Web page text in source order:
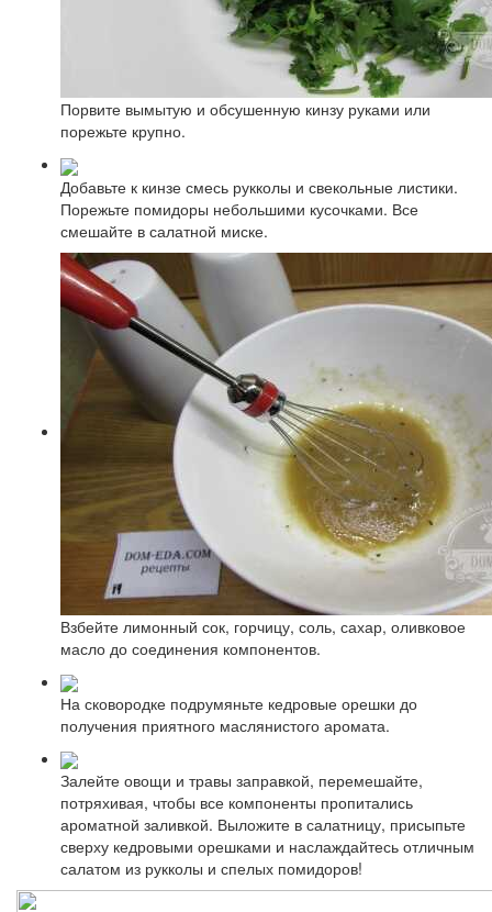
Порвите вымытую и обсушенную кинзу руками или
порежьте крупно.
Добавьте к кинзе смесь рукколы и свекольные листики.
Порежьте помидоры небольшими кусочками. Все
смешайте в салатной миске.
Взбейте лимонный сок, горчицу, соль, сахар, оливковое
масло до соединения компонентов.
На сковородке подрумяньте кедровые орешки до
получения приятного маслянистого аромата.
Залейте овощи и травы заправкой, перемешайте,
потряхивая, чтобы все компоненты пропитались
ароматной заливкой. Выложите в салатницу, присыпьте
сверху кедровыми орешками и наслаждайтесь отличным
салатом из рукколы и спелых помидоров!